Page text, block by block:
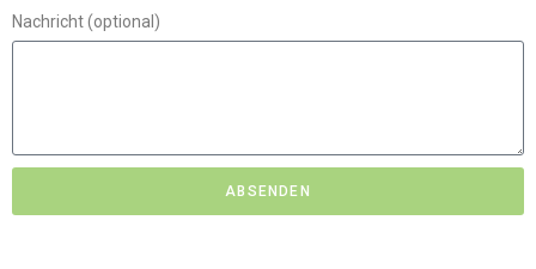
Nachricht (optional)
ABSENDEN